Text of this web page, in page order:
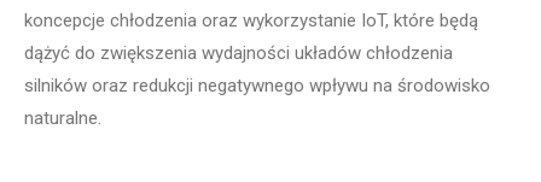
koncepcje chłodzenia oraz wykorzystanie IoT, które będą
dążyć do zwiększenia wydajności układów chłodzenia
silników oraz redukcji negatywnego wpływu na środowisko
naturalne.